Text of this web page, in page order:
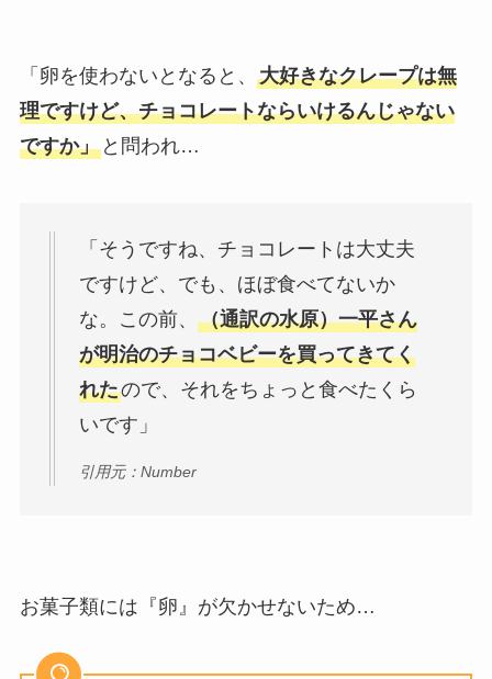
「卵を使わないとなると、 大好きなクレープは無
理ですけど、チョコレートならいけるんじゃない
ですか」と問われ…
「そうですね、チョコレートは大丈夫
ですけど、でも、ほぼ食べてないか
な。この前、 （通訳の水原）一平さん
が明治のチョコベビーを買ってきてく
れたので、それをちょっと食べたくら
いです」
引用元：Number
お菓子類には『卵』が欠かせないため…